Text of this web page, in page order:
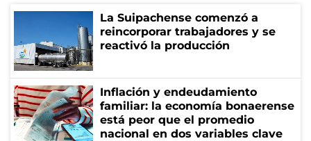
La Suipachense comenzó a
reincorporar trabajadores y se
reactivó la producción
Inflación y endeudamiento
familiar: la economía bonaerense
está peor que el promedio
nacional en dos variables clave